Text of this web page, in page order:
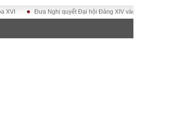
Đưa Nghị quyết Đại hội Đảng XIV vào cuộc sống